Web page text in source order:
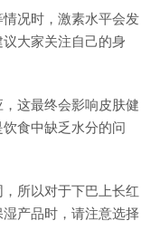
况时，激素水平会发
大家关注自己的身
这最终会影响皮肤健
食中缺乏水分的问
所以对于下巴上长红
产品时，请注意选择